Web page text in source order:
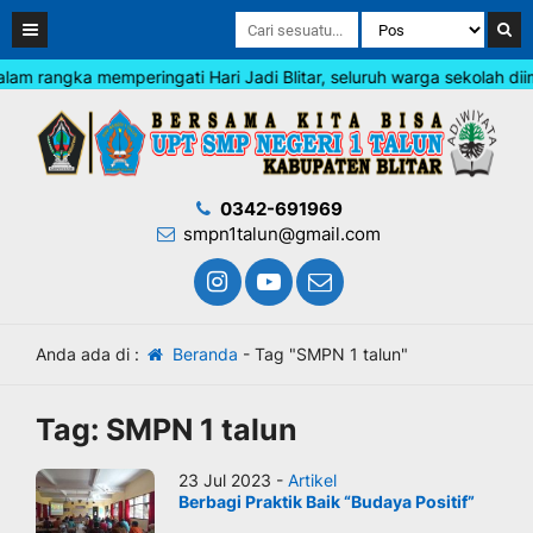
rangka memperingati Hari Jadi Blitar, seluruh warga sekolah
0342-691969
smpn1talun@gmail.com
Anda ada di : Beranda - Tag "SMPN 1 talun"
Tag: SMPN 1 talun
23 Jul 2023 - Artikel
Berbagi Praktik Baik “Budaya Positif”